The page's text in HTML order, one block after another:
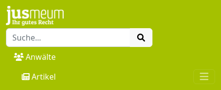
Anwälte
Artikel